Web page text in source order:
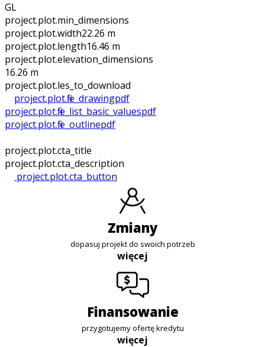
GL
project.plot.min_dimensions
project.plot.width22.26 m
project.plot.length16.46 m
project.plot.elevation_dimensions
16.26 m
project.plot.files_to_download
project.plot.file_drawingpdf
project.plot.file_list_basic_valuespdf
project.plot.file_outlinepdf
project.plot.cta_title
project.plot.cta_description
project.plot.cta_button
zmiany
dopasuj projekt do swoich potrzeb
więcej
finansowanie
przygotujemy ofertę kredytu
więcej